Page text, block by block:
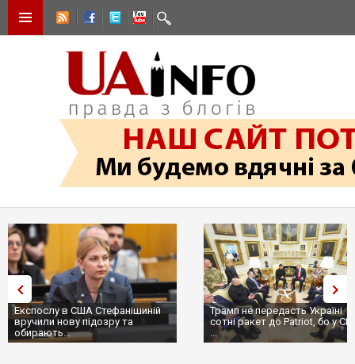
Експослу в США Стефанішиній
вручили нову підозру та
обирають...
Трамп не передасть Україні
сотні ракет до Patriot, бо у
...